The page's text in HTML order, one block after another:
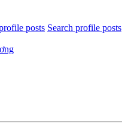
posts Search profile posts